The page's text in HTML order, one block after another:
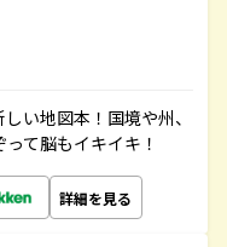
い地図本！国境や州、
て脳もイキイキ！
詳細を見る